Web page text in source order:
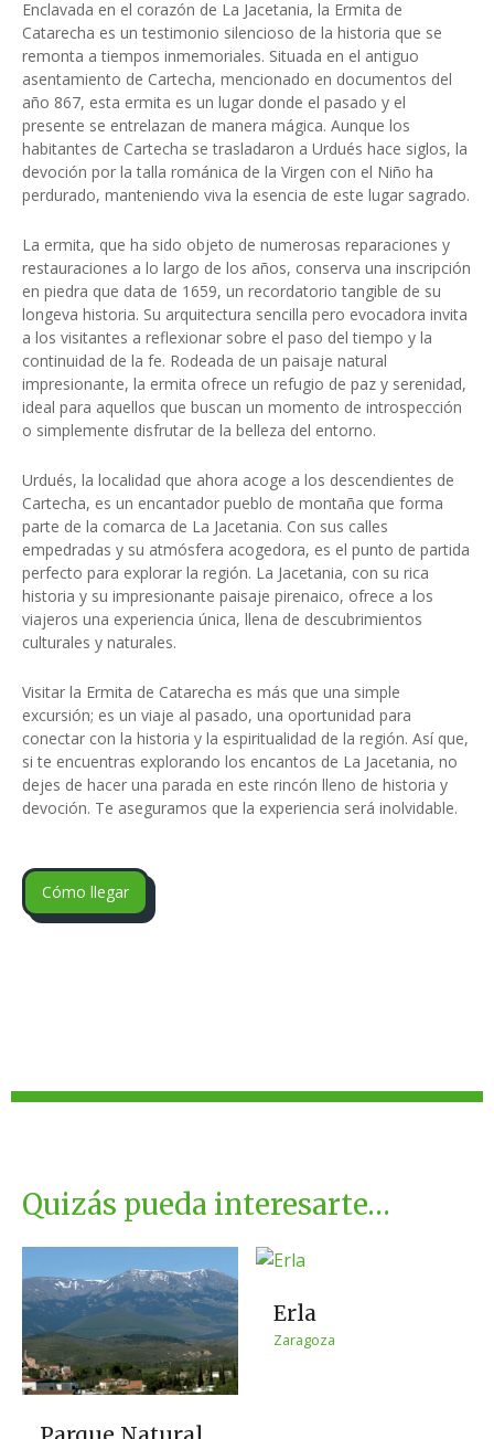
Enclavada en el corazón de La Jacetania, la Ermita de
Catarecha es un testimonio silencioso de la historia que se
remonta a tiempos inmemoriales. Situada en el antiguo
asentamiento de Cartecha, mencionado en documentos del
año 867, esta ermita es un lugar donde el pasado y el
presente se entrelazan de manera mágica. Aunque los
habitantes de Cartecha se trasladaron a Urdués hace siglos, la
devoción por la talla románica de la Virgen con el Niño ha
perdurado, manteniendo viva la esencia de este lugar sagrado.
La ermita, que ha sido objeto de numerosas reparaciones y
restauraciones a lo largo de los años, conserva una inscripción
en piedra que data de 1659, un recordatorio tangible de su
longeva historia. Su arquitectura sencilla pero evocadora invita
a los visitantes a reflexionar sobre el paso del tiempo y la
continuidad de la fe. Rodeada de un paisaje natural
impresionante, la ermita ofrece un refugio de paz y serenidad,
ideal para aquellos que buscan un momento de introspección
o simplemente disfrutar de la belleza del entorno.
Urdués, la localidad que ahora acoge a los descendientes de
Cartecha, es un encantador pueblo de montaña que forma
parte de la comarca de La Jacetania. Con sus calles
empedradas y su atmósfera acogedora, es el punto de partida
perfecto para explorar la región. La Jacetania, con su rica
historia y su impresionante paisaje pirenaico, ofrece a los
viajeros una experiencia única, llena de descubrimientos
culturales y naturales.
Visitar la Ermita de Catarecha es más que una simple
excursión; es un viaje al pasado, una oportunidad para
conectar con la historia y la espiritualidad de la región. Así que,
si te encuentras explorando los encantos de La Jacetania, no
dejes de hacer una parada en este rincón lleno de historia y
devoción. Te aseguramos que la experiencia será inolvidable.
Cómo llegar
Quizás pueda interesarte…
Erla
Zaragoza